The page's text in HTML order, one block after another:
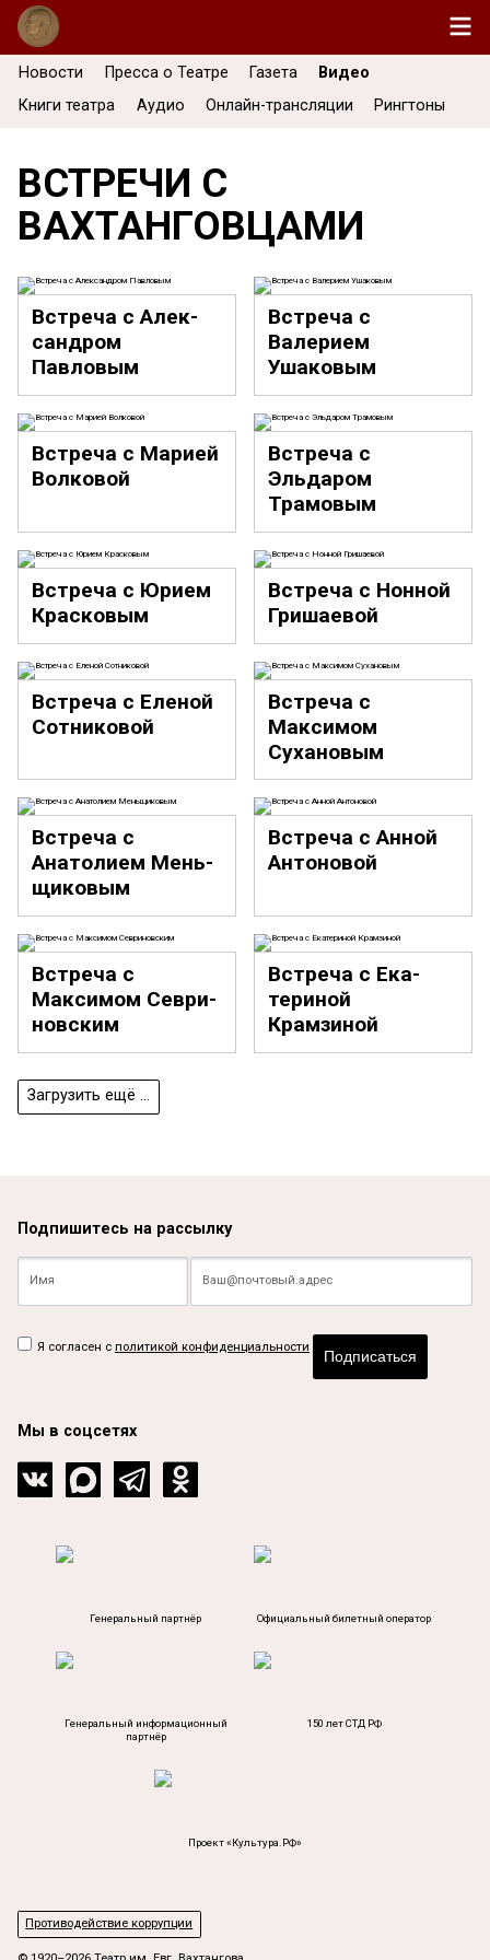
Новости Пресса о Театре Газета
Видео
Книги театра
Аудио Онлайн-трансляции Рингтоны
ВСТРЕЧИ С
ВАХТАНГОВЦАМИ
Встреча сАлек­
сан­дром
Павловым
Встреча с
Валерием
Ушаковым
Встреча с Марией
Волковой
Встреча с
Эльдаром
Трамовым
Встреча с Юрием
Красковым
Встреча с Нонной
Гришаевой
Встреча с Еленой
Сот­ни­ковой
Встреча с
Максимом
Сухановым
Встреча с
Анатолием Мень­
щи­ковым
Встреча с Анной
Антоновой
Встреча с
Максимом Сев­ри­
нов­ским
Встреча с Ека­
тери­ной
Крамзиной
Загрузить ещё ...
Подпишитесь на рассылку
Я согласен с политикой конфиденциальности
Подписаться
Мы в соцсетях
Генеральный партнёр Официальный билетный оператор
Генеральный информационный
партнёр
150 лет СТД РФ
Проект «Культура.РФ»
Противодействие коррупции